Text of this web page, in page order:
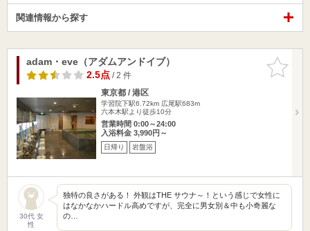
関連情報から探す
お気に入
りに追加
adam・eve（アダムアンドイブ）
2.5点/ 2 件
東京都 / 港区
学習院下駅6.72km 広尾駅683m
六本木駅より徒歩10分
営業時間 0:00～24:00
入浴料金 3,990円～
日帰り 岩盤浴
30代 女
性
独特の良さがある！ 外観はTHE サウナ～！という感じで女性に
はなかなかハードル高めですが、完全に男女別＆中も小奇麗な
の…